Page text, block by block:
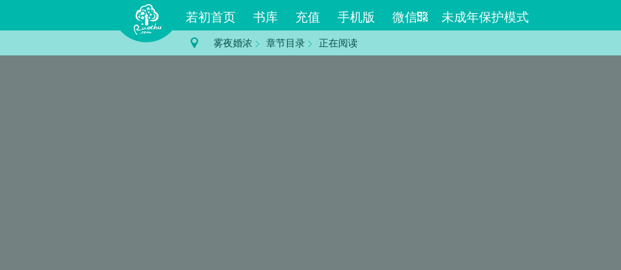
若初首页 书库 充值 手机版 微信 未成年保护模式
雾夜婚浓 章节目录 正在阅读